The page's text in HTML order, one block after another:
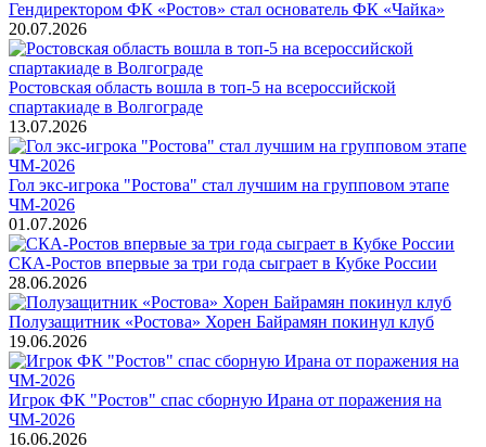
Гендиректором ФК «Ростов» стал основатель ФК «Чайка»
20.07.2026
Ростовская область вошла в топ-5 на всероссийской
спартакиаде в Волгограде
13.07.2026
Гол экс-игрока "Ростова" стал лучшим на групповом этапе
ЧМ-2026
01.07.2026
СКА-Ростов впервые за три года сыграет в Кубке России
28.06.2026
Полузащитник «Ростова» Хорен Байрамян покинул клуб
19.06.2026
Игрок ФК "Ростов" спас сборную Ирана от поражения на
ЧМ-2026
16.06.2026